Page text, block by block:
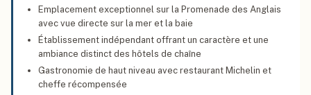
Emplacement exceptionnel sur la Promenade des Anglais
avec vue directe sur la mer et la baie
Établissement indépendant offrant un caractère et une
ambiance distinct des hôtels de chaîne
Gastronomie de haut niveau avec restaurant Michelin et
cheffe récompensée